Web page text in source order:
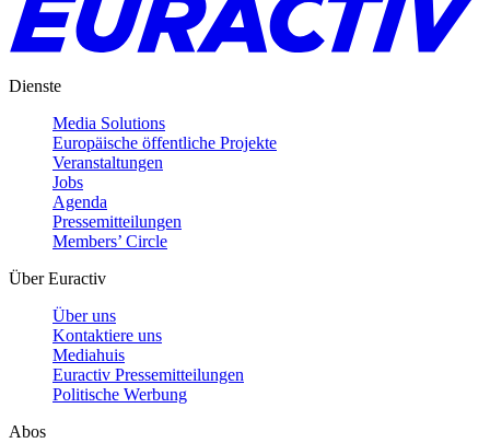
Dienste
Media Solutions
Europäische öffentliche Projekte
Veranstaltungen
Jobs
Agenda
Pressemitteilungen
Members’ Circle
Über Euractiv
Über uns
Kontaktiere uns
Mediahuis
Euractiv Pressemitteilungen
Politische Werbung
Abos